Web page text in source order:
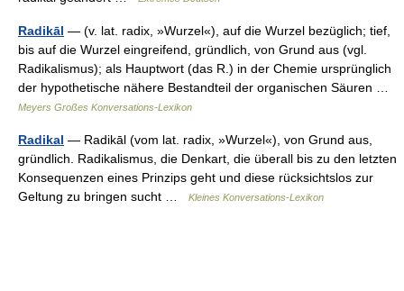
Radikāl — (v. lat. radix, »Wurzel«), auf die Wurzel bezüglich; tief,
bis auf die Wurzel eingreifend, gründlich, von Grund aus (vgl.
Radikalismus); als Hauptwort (das R.) in der Chemie ursprünglich
der hypothetische nähere Bestandteil der organischen Säuren …
Meyers Großes Konversations-Lexikon
Radikal — Radikāl (vom lat. radix, »Wurzel«), von Grund aus,
gründlich. Radikalismus, die Denkart, die überall bis zu den letzten
Konsequenzen eines Prinzips geht und diese rücksichtslos zur
Geltung zu bringen sucht …
Kleines Konversations-Lexikon